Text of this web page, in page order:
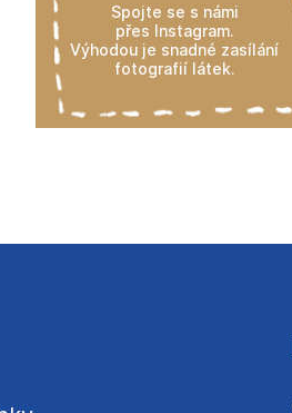
Spojte se s námi
přes Instagram.
Výhodou je snadné zasílání
fotografií látek.